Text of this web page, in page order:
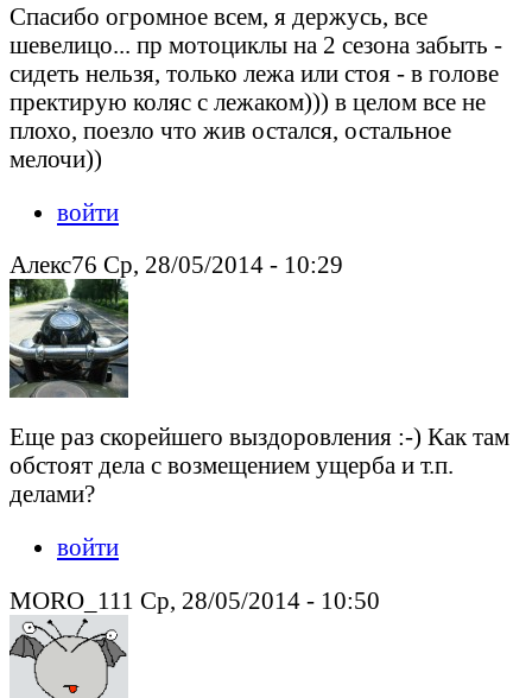
Спасибо огромное всем, я держусь, все
шевелицо... пр мотоциклы на 2 сезона забыть -
сидеть нельзя, только лежа или стоя - в голове
пректирую коляс с лежаком))) в целом все не
плохо, поезло что жив остался, остальное
мелочи))
войти
Алекс76 Ср, 28/05/2014 - 10:29
Еще раз скорейшего выздоровления :-) Как там
обстоят дела с возмещением ущерба и т.п.
делами?
войти
MORO_111 Ср, 28/05/2014 - 10:50